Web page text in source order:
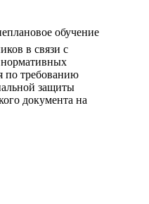
обучение
в связи с
по требованию
защиты
документа на